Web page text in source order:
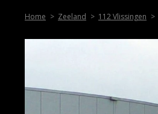
Home Zeeland 112 Vlissingen